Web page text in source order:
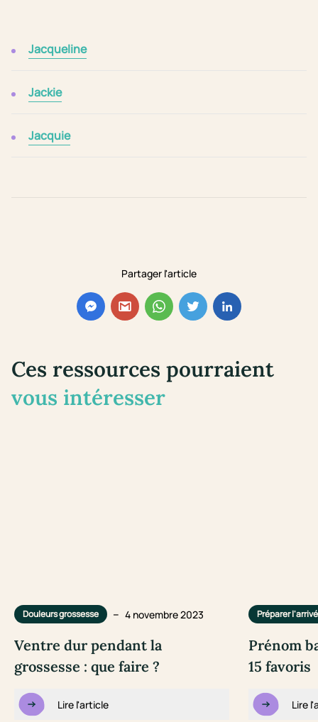
Partager l'article
Jacqueline
Jackie
Jacquie
Ces ressources pourraient
vous intéresser
Douleurs grossesse – 4 novembre 2023
Ventre dur pendant la
grossesse : que faire ?
Lire l'article
Préparer
Prénom
15 favoris
Lire